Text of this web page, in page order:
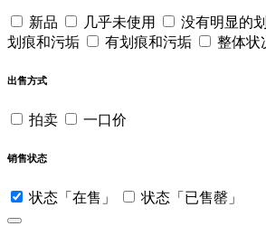
新品 几乎未使用 没有明显的
划痕和污垢
有划痕和污垢 整体状
出售方式
拍卖 一口价
销售状态
状态「在售」 状态「已售罄」